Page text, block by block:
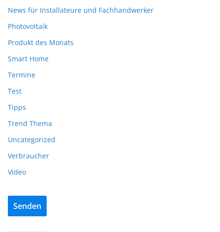
News für Installateure und Fachhandwerker
Photovoltaik
Produkt des Monats
Smart Home
Termine
Test
Tipps
Trend Thema
Uncategorized
Verbraucher
Video
Senden